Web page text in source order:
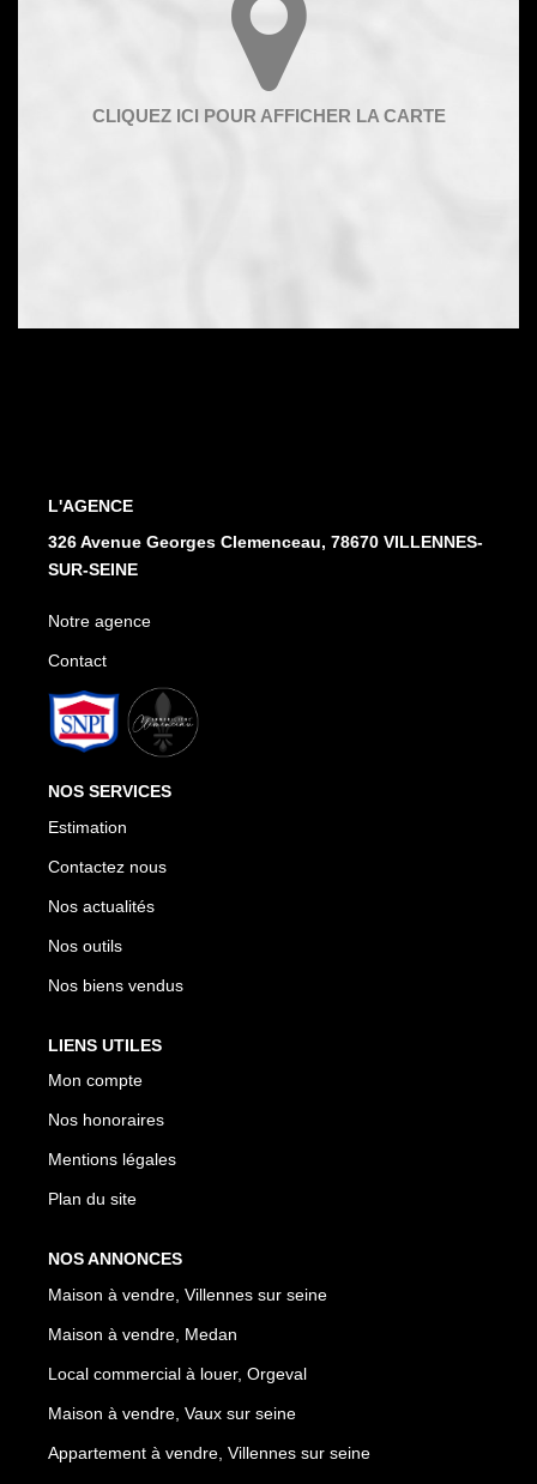
L'AGENCE
326 Avenue Georges Clemenceau, 78670 VILLENNES-
SUR-SEINE
Notre agence
Contact
NOS SERVICES
Estimation
Contactez nous
Nos actualités
Nos outils
Nos biens vendus
LIENS UTILES
Mon compte
Nos honoraires
Mentions légales
Plan du site
NOS ANNONCES
Maison à vendre, Villennes sur seine
Maison à vendre, Medan
Local commercial à louer, Orgeval
Maison à vendre, Vaux sur seine
Appartement à vendre, Villennes sur seine